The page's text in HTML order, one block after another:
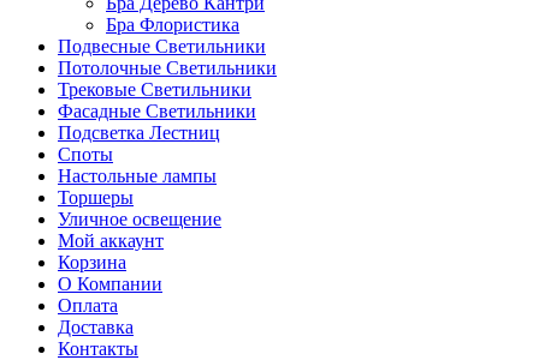
Бра Флористика
Подвесные Светильники
Потолочные Светильники
Трековые Светильники
Фасадные Светильники
Подсветка Лестниц
Споты
Настольные лампы
Торшеры
Уличное освещение
Мой аккаунт
Корзина
О Компании
Оплата
Доставка
Контакты